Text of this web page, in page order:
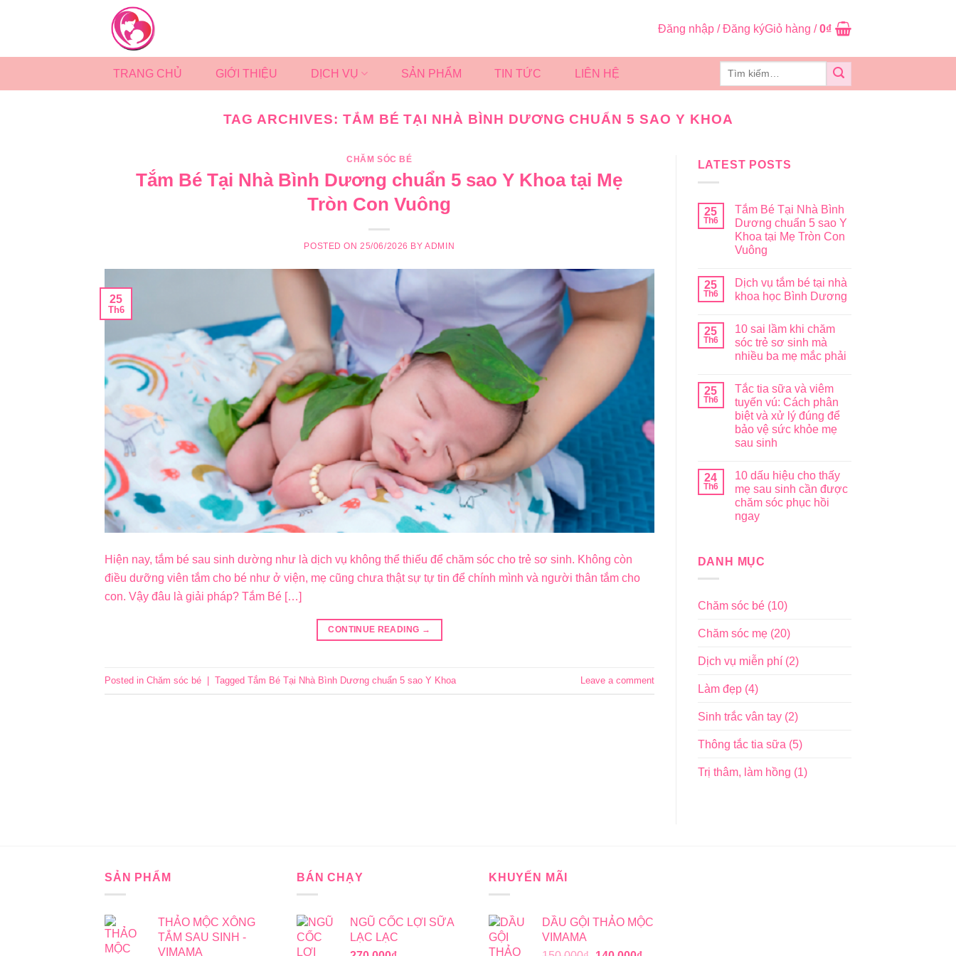
Đăng nhập / Đăng kýGiỏ hàng /0₫
TRANG CHỦ GIỚI THIỆU DỊCH VỤ SẢN PHẨM TIN TỨC LIÊN HỆ
Tìm
TAG ARCHIVES: TẮM BÉ TẠI NHÀ BÌNH DƯƠNG CHUẨN 5 SAO Y KHOA
CHĂM SÓC BÉ
Tắm Bé Tại Nhà Bình Dương chuẩn 5 sao Y Khoa tại Mẹ
Tròn Con Vuông
POSTED ON25/06/2026 BYADMIN
25
Th6
Hiện nay, tắm bé sau sinh dường như là dịch vụ không thể thiếu để chăm sóc cho trẻ sơ sinh. Không còn
điều dưỡng viên tắm cho bé như ở viện, mẹ cũng chưa thật sự tự tin để chính mình và người thân tắm cho
con. Vậy đâu là giải pháp? Tắm Bé […]
CONTINUE READING →
Posted in Chăm sóc bé | Tagged Tắm Bé Tại Nhà Bình Dương chuẩn 5 sao Y Khoa Leave a comment
LATEST POSTS
25
Th6
Tắm Bé Tại Nhà Bình
Dương chuẩn 5 sao Y
Khoa tại Mẹ Tròn Con
Vuông
25
Th6
Dịch vụ tắm bé tại nhà
khoa học Bình Dương
25
Th6
10 sai lầm khi chăm
sóc trẻ sơ sinh mà
nhiều ba mẹ mắc phải
25
Th6
Tắc tia sữa và viêm
tuyến vú: Cách phân
biệt và xử lý đúng để
bảo vệ sức khỏe mẹ
sau sinh
24
Th6
10 dấu hiệu cho thấy
mẹ sau sinh cần được
chăm sóc phục hồi
ngay
DANH MỤC
Chăm sóc bé(10)
Chăm sóc mẹ(20)
Dịch vụ miễn phí(2)
Làm đẹp(4)
Sinh trắc vân tay(2)
Thông tắc tia sữa (5)
Trị thâm, làm hồng (1)
SẢN PHẨM
THẢO MỘC XÔNG
TẮM SAU SINH -
VIMAMA
BÁN CHẠY
NGŨ CỐC LỢI SỮA
LẠC LẠC
KHUYẾN MÃI
DẦU GỘI THẢO MỘC
VIMAMA